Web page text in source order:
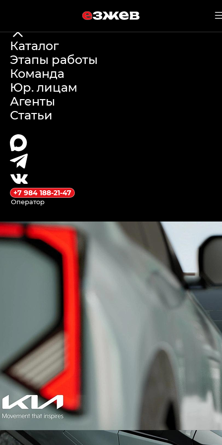
9 мая 2026 г.
Changan Oshan
X5 или Geely
Coolray:
Сравнение и
Заказ
езжев
Каталог
Этапы работы
Команда
Юр. лицам
Агенты
Статьи
+7 984 188-21-47
Оператор